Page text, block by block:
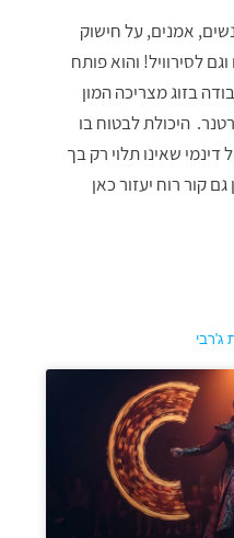
אמנים, על חישוק
לסירוויל! והוא פותח
בזוג מצריכה המון
היכולת לבטוח בו
שאינו תלוי רק בך
קור רוח יעזור כאן
ג'רבי